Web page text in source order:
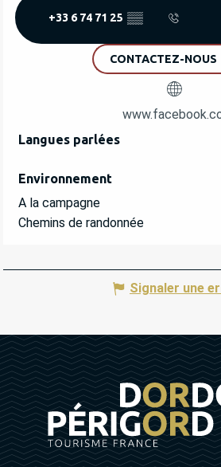
+33 6 74 71 25 ▒▒
CONTACTEZ-NOUS
Langues parlées
Langues parlées
Environnement
Environnement
A la campagne
Chemins de randonnée
Signaler une